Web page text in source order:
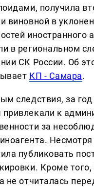
получила
виновной в
иностранного
в региональном
СК России. Об
КП - Самара.
следствия, за
к
за
Несмотря
публиковать
Кроме
не отчиталась